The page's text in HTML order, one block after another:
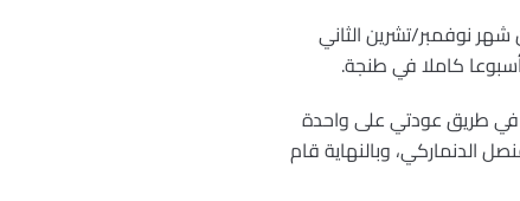
نوفمبر/تشرين الثاني
في طريق عودتي على واحدة
الدنماركي، وبالنهاية قام